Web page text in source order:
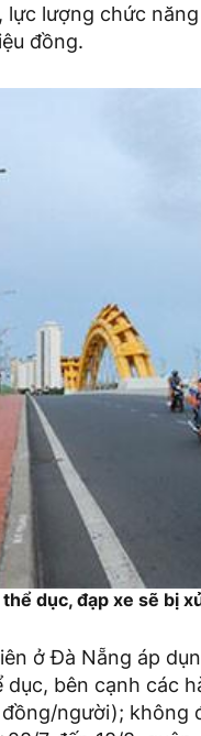
lực lượng chức
đồng.
dục, đạp xe sẽ bị
ở Đà Nẵng áp
dục, bên cạnh các
người); không